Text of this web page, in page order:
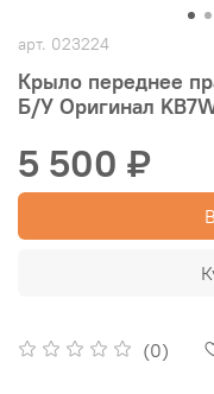
арт. 023224
Крыло переднее
Б/У Оригинал
(0)
5 500 ₽